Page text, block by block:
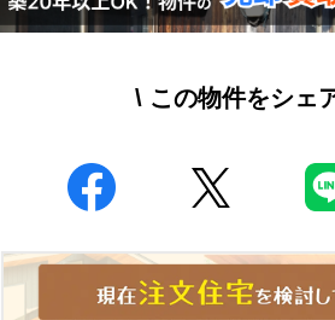
\ この物件をシェ